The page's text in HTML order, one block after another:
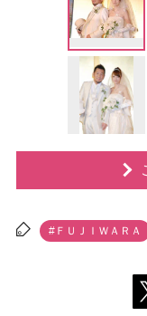
#ＦＵＪＩＷＡＲＡ